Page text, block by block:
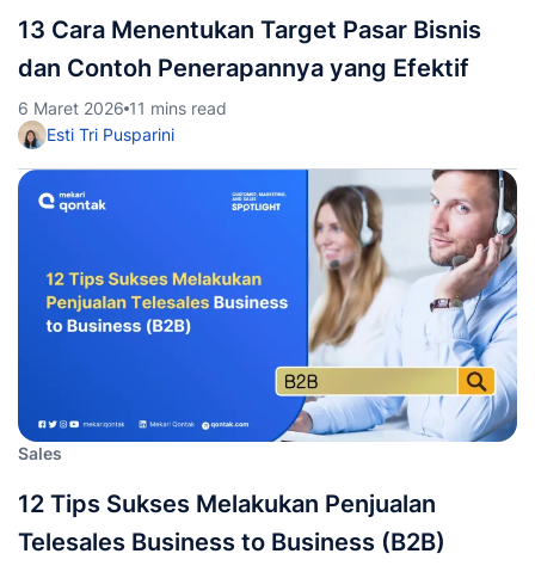
13 Cara Menentukan Target Pasar Bisnis
dan Contoh Penerapannya yang Efektif
6 Maret 2026 11 mins read
Esti Tri Pusparini
Sales
12 Tips Sukses Melakukan Penjualan
Telesales Business to Business (B2B)